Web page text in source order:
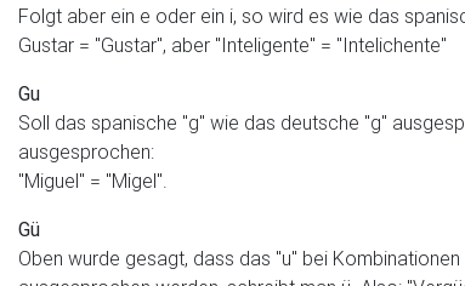
Folgt aber ein e oder ein i, so wird es wie das
Gustar = "Gustar", aber "Inteligente" = "Intelichente"
Gu
Soll das spanische "g" wie das deutsche "g"
ausgesprochen:
"Miguel" = "Migel".
Gü
Oben wurde gesagt, dass das "u" bei